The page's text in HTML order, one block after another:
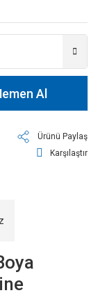
Al
Ürünü Paylaş
Karşılaştır